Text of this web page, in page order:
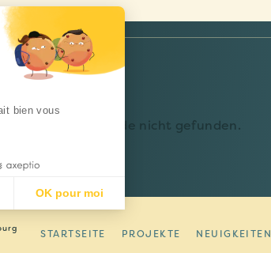
wurde nicht gefunden.
STARTSEITE PROJEKTE NEUIGKEITEN
bien vous
OK pour moi
: Personnalisez vos Options